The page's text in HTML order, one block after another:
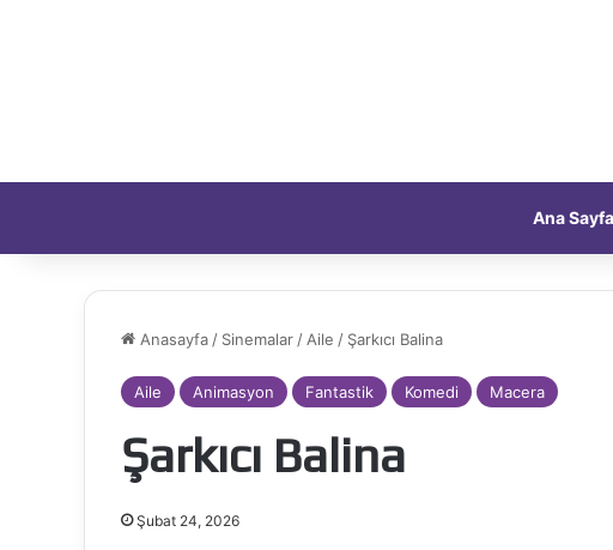
Ana Sayfa
Anasayfa / Sinemalar / Aile / Şarkıcı Balina
Aile Animasyon Fantastik Komedi Macera
Şarkıcı Balina
Şubat 24, 2026